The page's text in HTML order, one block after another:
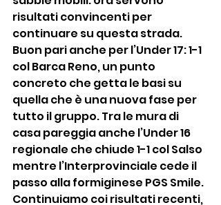
risultati convincenti per
continuare su questa strada.
Buon pari anche per l’Under 17: 1-1
col Barca Reno, un punto
concreto che getta le basi su
quella che è una nuova fase per
tutto il gruppo. Tra le mura di
casa pareggia anche l’Under 16
regionale che chiude 1-1 col Salso
mentre l’Interprovinciale cede il
passo alla formiginese PGS Smile.
Continuiamo coi risultati recenti,